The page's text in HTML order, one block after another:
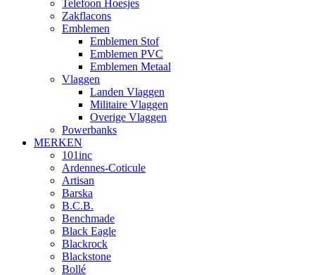
Telefoon Hoesjes
Zakflacons
Emblemen
Emblemen Stof
Emblemen PVC
Emblemen Metaal
Vlaggen
Landen Vlaggen
Militaire Vlaggen
Overige Vlaggen
Powerbanks
MERKEN
101inc
Ardennes-Coticule
Artisan
Barska
B.C.B.
Benchmade
Black Eagle
Blackrock
Blackstone
Bollé